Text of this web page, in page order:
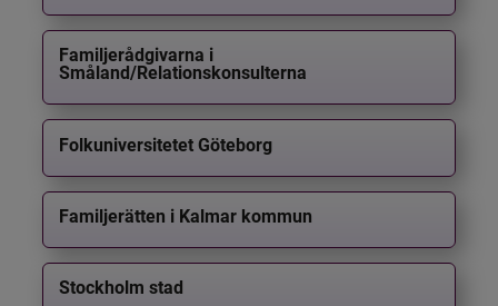
Familjerådgivarna i
Småland/Relationskonsulterna
Folkuniversitetet Göteborg
Familjerätten i Kalmar kommun
Stockholm stad